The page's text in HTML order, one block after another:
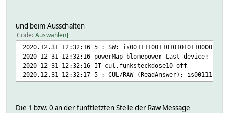
off 0
on 0.12
readingsDesc:
measuredPower:
rtype w
pM_energy:
rtype whr
DbLogInclude state
und beim Ausschalten
Code Auswählen
2020.12.31 12:32:16 5 : SW:
2020-12-31 12:32:16 powerMap blomepower Last device:
2020-12-31 12:32:16 IT cul.funksteckdose10 off
2020.12.31 12:32:17 5 : CUL/RAW (ReadAnswer):
Die 1 bzw. 0 an der fünftletzten Stelle der Raw Message